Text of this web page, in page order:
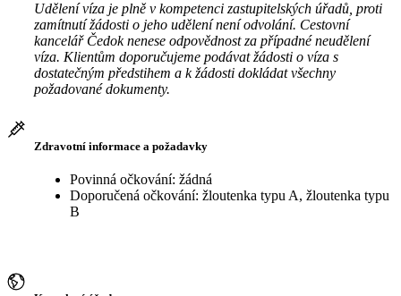
Udělení víza je plně v kompetenci zastupitelských úřadů, proti
zamítnutí žádosti o jeho udělení není odvolání. Cestovní
kancelář Čedok nenese odpovědnost za případné neudělení
víza. Klientům doporučujeme podávat žádosti o víza s
dostatečným předstihem a k žádosti dokládat všechny
požadované dokumenty.
Zdravotní informace a požadavky
Povinná očkování: žádná
Doporučená očkování: žloutenka typu A, žloutenka typu
B